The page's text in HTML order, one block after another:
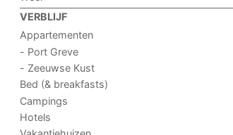
VERBLIJF
Appartementen
- Port Greve
- Zeeuwse Kust
Bed (& breakfasts)
Campings
Hotels